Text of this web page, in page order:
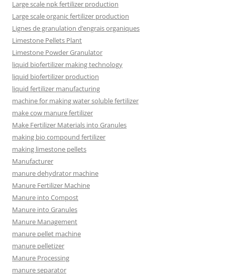
Large scale npk fertilizer production
Large scale organic fertilizer production
Lignes de granulation d’engrais organiques
Limestone Pellets Plant
Limestone Powder Granulator
liquid biofertilizer making technology
liquid biofertilizer production
liquid fertilizer manufacturing
machine for making water soluble fertilizer
make cow manure fertilizer
Make Fertilizer Materials into Granules
making bio compound fertilizer
making limestone pellets
Manufacturer
manure dehydrator machine
Manure Fertilizer Machine
Manure into Compost
Manure into Granules
Manure Management
manure pellet machine
manure pelletizer
Manure Processing
manure separator